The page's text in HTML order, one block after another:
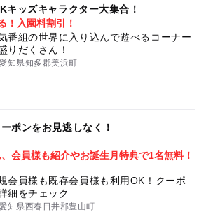
プ GW GWおでかけ
ゴールデンウィーク)
ッズキャラクター大集合！
！入園料割引！
番組の世界に入り込んで遊べるコーナー
りだくさん！
知県知多郡美浜町
ポンをお見逃しなく！
会員様も紹介やお誕生月特典で1名無料！
会員様も既存会員様も利用OK！クーポ
細をチェック
知県西春日井郡豊山町